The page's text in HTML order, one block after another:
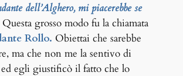
dell’Alghero, mi piacerebbe se
grosso modo fu la chiamata
Rollo. Obiettai che sarebbe
ma che non me la sentivo di
ed egli giustificò il fatto che lo